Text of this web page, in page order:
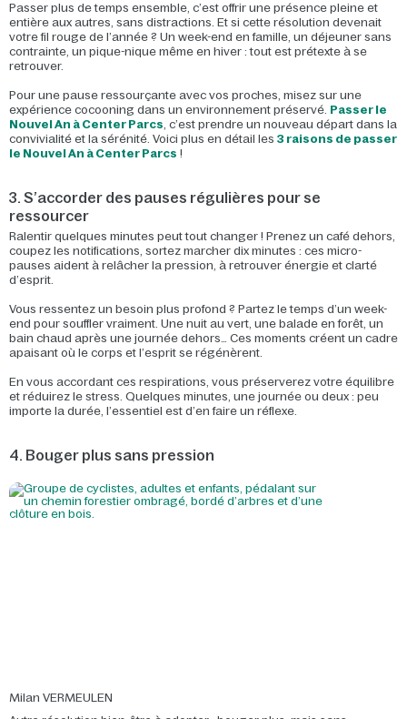
Passer plus de temps ensemble, c’est offrir une présence pleine et
entière aux autres, sans distractions. Et si cette résolution devenait
votre fil rouge de l’année ? Un week-end en famille, un déjeuner sans
contrainte, un pique-nique même en hiver : tout est prétexte à se
retrouver.
Pour une pause ressourçante avec vos proches, misez sur une
expérience cocooning dans un environnement préservé. Passer le
Nouvel An à Center Parcs, c’est prendre un nouveau départ dans la
convivialité et la sérénité. Voici plus en détail les 3 raisons de passer
le Nouvel An à Center Parcs !
3. S’accorder des pauses régulières pour se
ressourcer
Ralentir quelques minutes peut tout changer ! Prenez un café dehors,
coupez les notifications, sortez marcher dix minutes : ces micro-
pauses aident à relâcher la pression, à retrouver énergie et clarté
d’esprit.
Vous ressentez un besoin plus profond ? Partez le temps d’un week-
end pour souffler vraiment. Une nuit au vert, une balade en forêt, un
bain chaud après une journée dehors… Ces moments créent un cadre
apaisant où le corps et l’esprit se régénèrent.
En vous accordant ces respirations, vous préserverez votre équilibre
et réduirez le stress. Quelques minutes, une journée ou deux : peu
importe la durée, l’essentiel est d’en faire un réflexe.
4. Bouger plus sans pression
Milan VERMEULEN